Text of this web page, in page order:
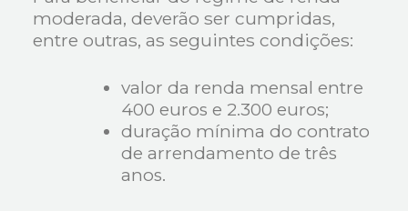
moderada, deverão ser cumpridas,
entre outras, as seguintes condições:
valor da renda mensal entre
400 euros e 2.300 euros;
duração mínima do contrato
de arrendamento de três
anos.